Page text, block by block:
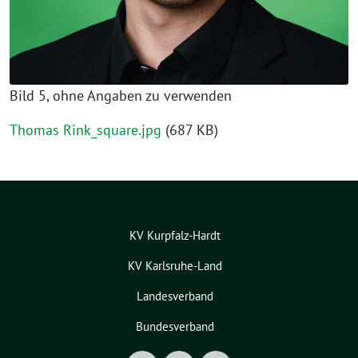
Bild 5, ohne Angaben zu verwenden
Thomas Rink_square.jpg (687 KB)
KV Kurpfalz-Hardt
KV Karlsruhe-Land
Landesverband
Bundesverband